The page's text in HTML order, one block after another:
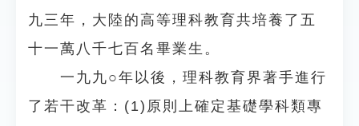
九三年，大陸的高等理科教育共培養了五
十一萬八千七百名畢業生。
一九九○年以後，理科教育界著手進行
了若干改革：(1)原則上確定基礎學科類專